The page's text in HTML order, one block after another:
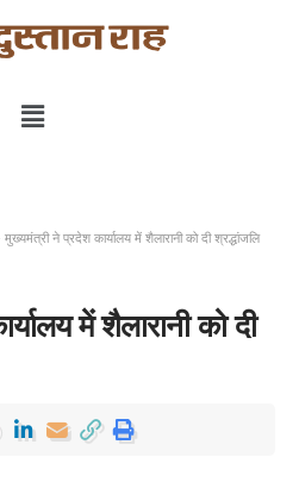
मुख्यमंत्री ने प्रदेश कार्यालय में शैलारानी को दी श्रद्धांजलि
में शैलारानी को दी